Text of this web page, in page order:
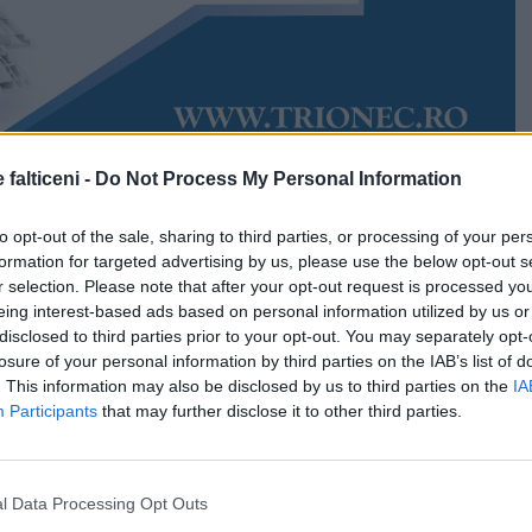
falticeni - Do Not Process My Personal Information
opt-out of the sale, sharing to third parties, or processing of your
for targeted advertising by us, please use the below opt-out
selection. Please note that after your opt-out request is processed
interest-based ads based on personal information utilized by us
to third parties prior to your opt-out. You may separately
of your personal information by third parties on the IAB’s list of
This information may also be disclosed by us to third parties on the
Participants that may further disclose it to other third parties.
Data Processing Opt Outs
Accesări:
Polițiștii Municipiului Fălticeni au desfășurat
acțiune de control din acest an, într-o intervenție
rutieră, de ordine și de siguranță publică. 20 de
la activitățile propuse, fiind angrenați inclusiv
din cadrul Secțiilor de Poliție Rurală.
au fost multipple și au vizat scop prevenirea și
dar și depistarea persoanelor care încalcă